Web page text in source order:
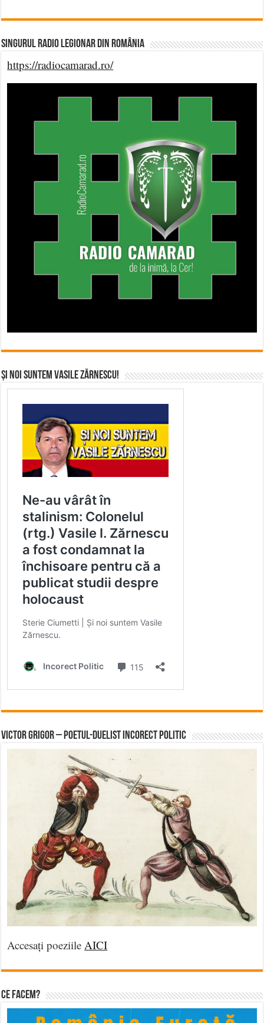
Singurul Radio Legionar din România
https://radiocamarad.ro/
Și noi suntem Vasile Zărnescu!
Victor Grigor – Poetul-Duelist Incorect Politic
Accesați poeziileAICI
Ce facem?